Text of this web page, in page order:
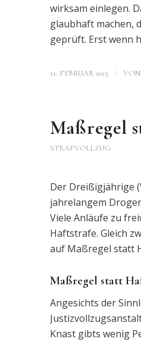
wirksam einlegen.
glaubhaft machen,
geprüft. Erst wenn
21. FEBRUAR 2025 / VON
Maßregel
STRAFVOLLZUG
Der Dreißigjährige
jahrelangem
Viele Anläufe zu
Haftstrafe. Gleich
auf Maßregel statt
Maßregel statt
Angesichts der
Knast gibts wenig